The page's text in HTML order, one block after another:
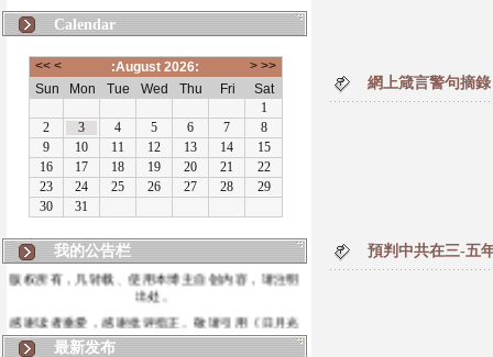
Calendar
我的公告栏
版权所有，凡转载、使用本博主自创内容，请注明
出处。
感谢读者垂爱，感谢批评指正。敬请引用《日月光
华》博
最新发布
網上箴言警句摘
預判中共在三-五